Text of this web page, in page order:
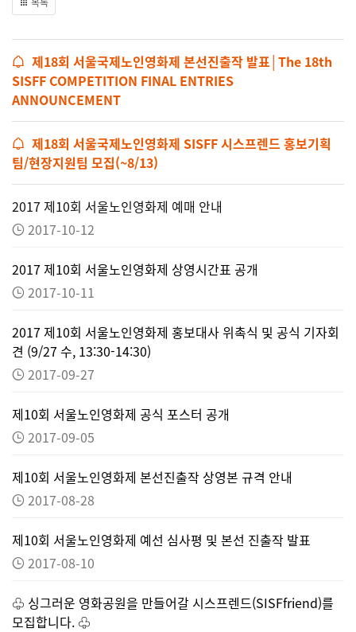
제18회 서울국제노인영화제 본선진출작 발표│The 18th
SISFF COMPETITION FINAL ENTRIES
ANNOUNCEMENT
제18회 서울국제노인영화제 SISFF 시스프렌드 홍보기획
팀/현장지원팀 모집(~8/13)
2017 제10회 서울노인영화제 예매 안내
2017-10-12
2017 제10회 서울노인영화제 상영시간표 공개
2017-10-11
2017 제10회 서울노인영화제 홍보대사 위촉식 및 공식 기자회
견 (9/27 수, 13:30-14:30)
2017-09-27
제10회 서울노인영화제 공식 포스터 공개
2017-09-05
제10회 서울노인영화제 본선진출작 상영본 규격 안내
2017-08-28
제10회 서울노인영화제 예선 심사평 및 본선 진출작 발표
2017-08-10
♧ 싱그러운 영화공원을 만들어갈 시스프렌드(SISFfriend)를
모집합니다. ♧